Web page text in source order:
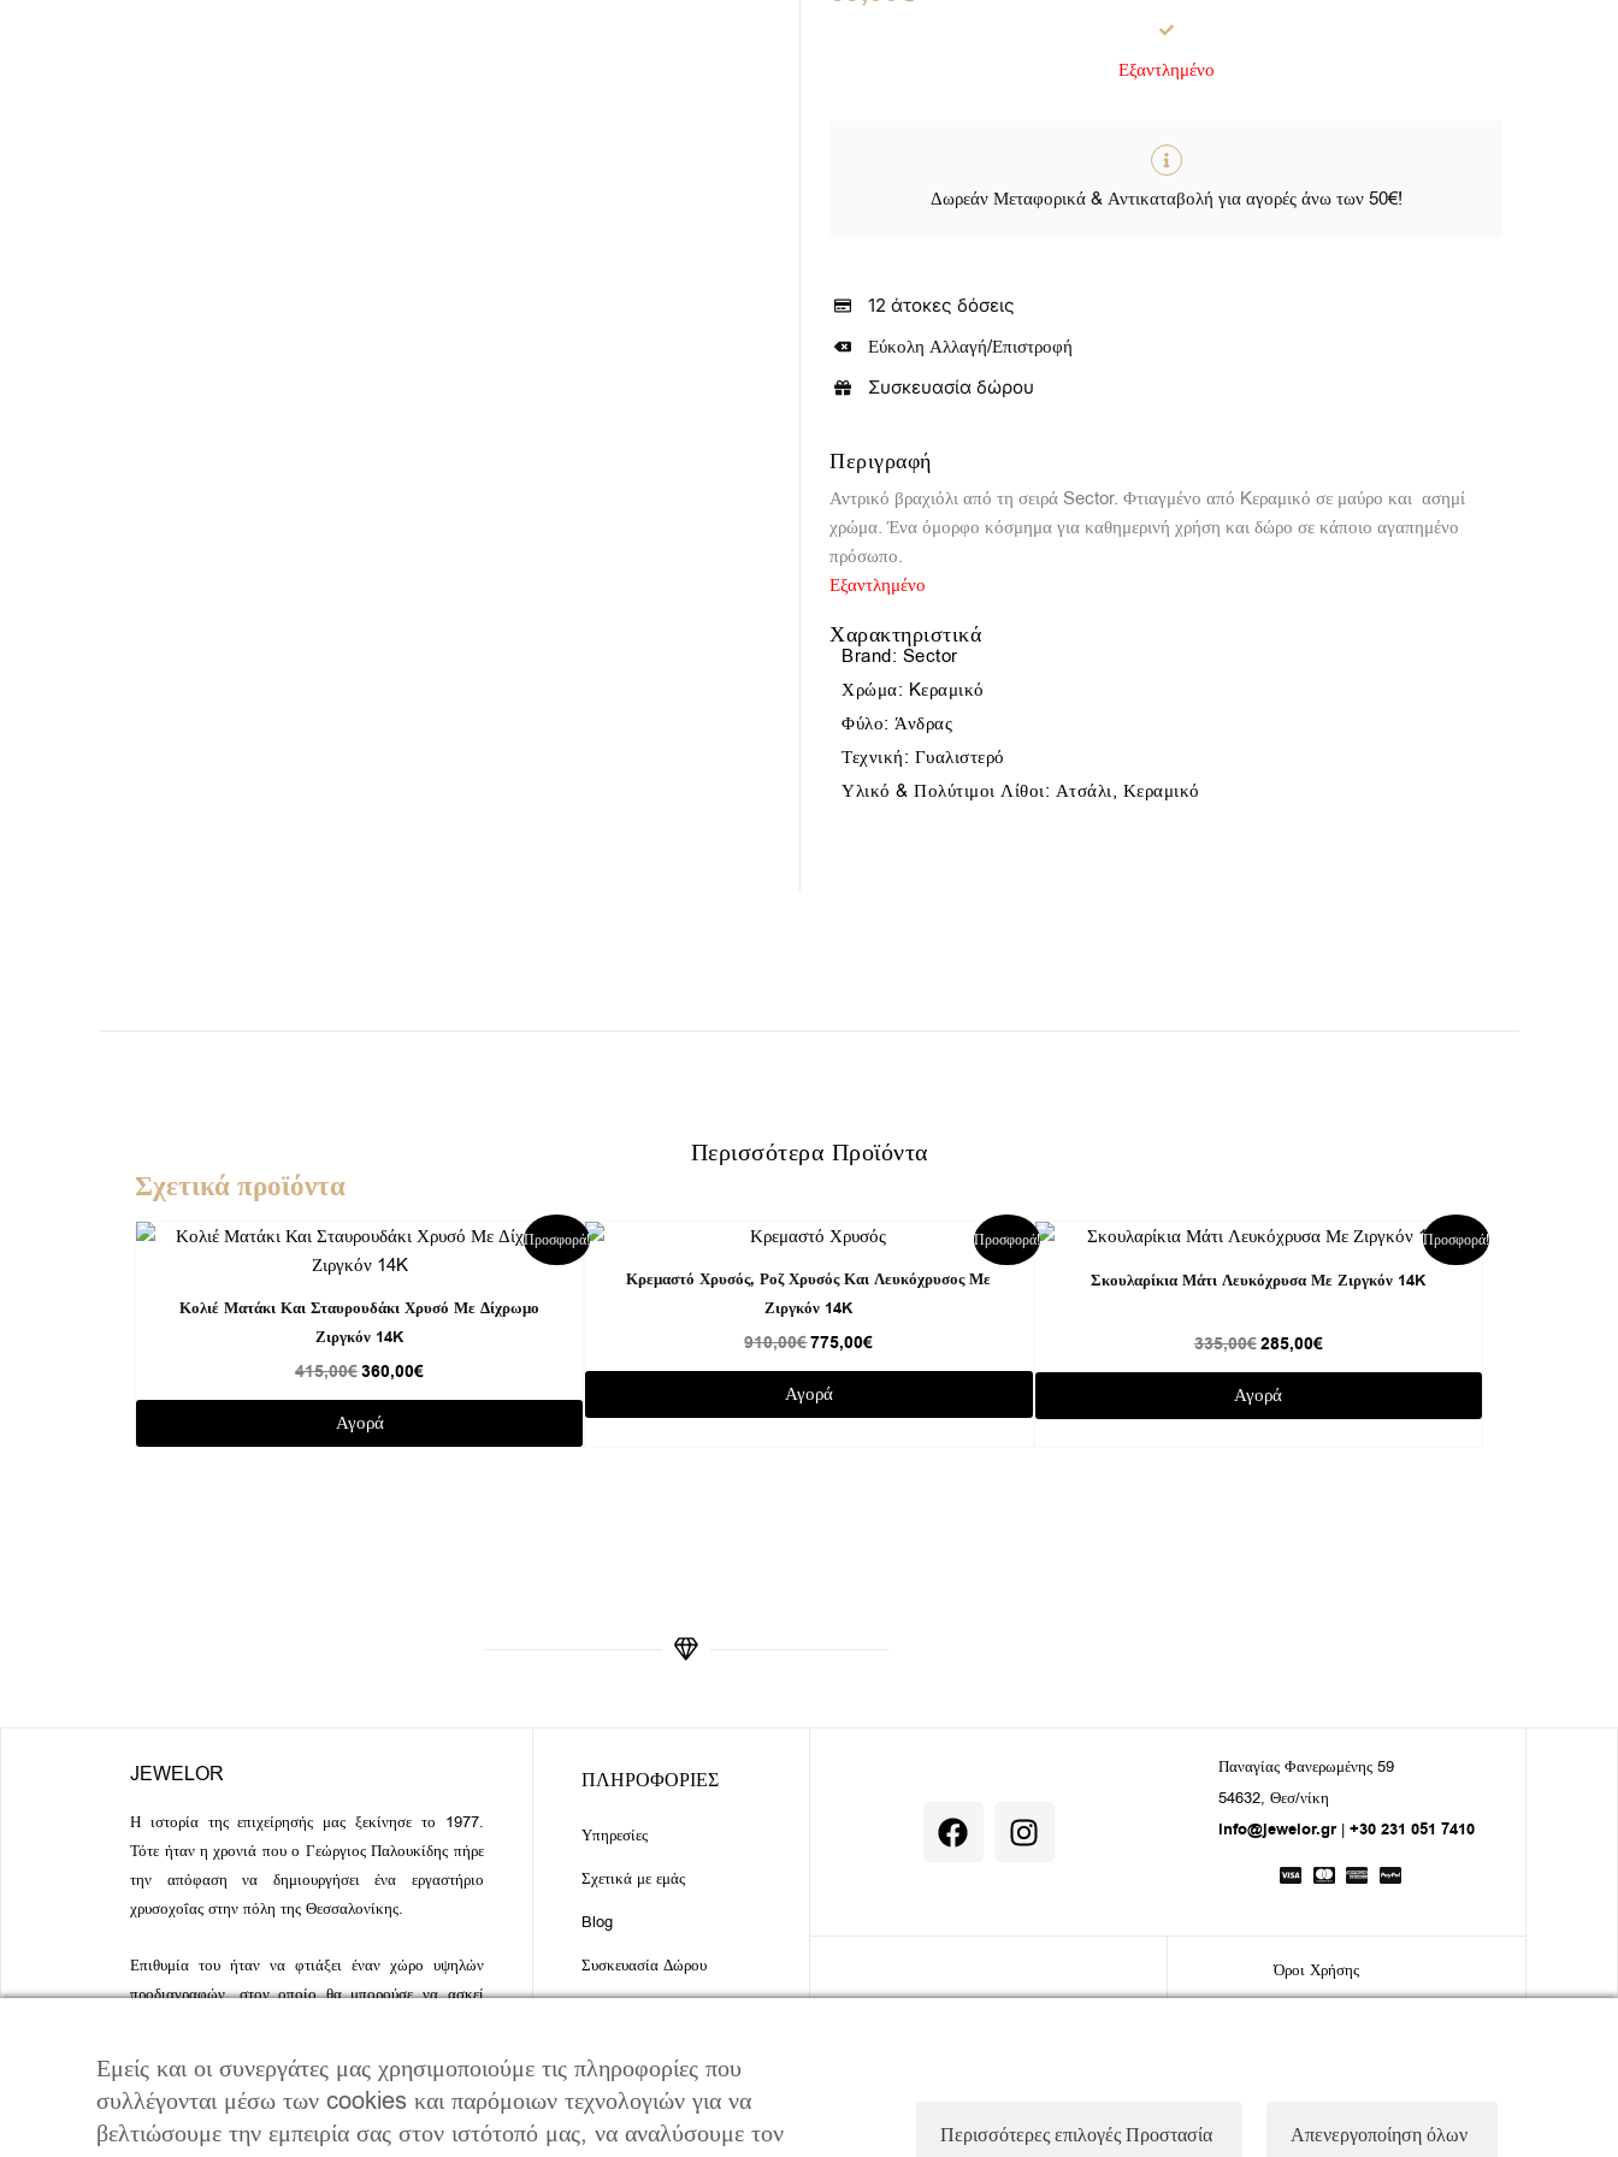
Εξαντλημένο
Δωρεάν Μεταφορικά & Αντικαταβολή για αγορές άνω των 50€!
12 άτοκες δόσεις
Εύκολη Αλλαγή/Επιστροφή
Συσκευασία δώρου
Περιγραφή
Αντρικό βραχιόλι από τη σειρά Sector. Φτιαγμένο από Kεραμικό σε μαύρο και ασημί
χρώμα. Ένα όμορφο κόσμημα για καθημερινή χρήση και δώρο σε κάποιο αγαπημένο
πρόσωπο.
Εξαντλημένο
Χαρακτηριστικά
Brand: Sector
Χρώμα: Kεραμικό
Φύλο: Άνδρας
Τεχνική: Γυαλιστερό
Υλικό & Πολύτιμοι Λίθοι: Ατσάλι, Κεραμικό
Περισσότερα Προϊόντα
Σχετικά προϊόντα
Προσφορά!
Κολιέ Ματάκι Και Σταυρουδάκι Χρυσό Με Δίχρωμο
Ζιργκόν 14K
415,00€
Original
was:
360,00€
Η
τρέχουσα
360,00€.
Αγορά
Προσφορά!
Κρεμαστό Χρυσός, Ροζ Χρυσός Και Λευκόχρυσος Με
Ζιργκόν 14K
910,00€
Original
price
was:
910,00€.
775,00€
Η
τρέχουσα
τιμή
είναι:
Αγορά
Προσφορά!
Σκουλαρίκια Μάτι Λευκόχρυσα Με Ζιργκόν 14K
335,00€
Original
price
was:
335,00€.
285,00€
Η
τρέχουσα
τιμή
είναι:
Αγορά
JEWELOR
Η ιστορία της επιχείρησής μας ξεκίνησε το 1977.
Τότε ήταν η χρονιά που ο Γεώργιος Παλουκίδης πήρε
την απόφαση να δημιουργήσει ένα εργαστήριο
χρυσοχοΐας στην πόλη της Θεσσαλονίκης.
Επιθυμία του ήταν να φτιάξει έναν χώρο υψηλών
προδιαγραφών, στον οποίο θα μπορούσε να ασκεί
ΠΛΗΡΟΦΟΡΙΕΣ
Υπηρεσίες
Σχετικά με εμάς
Blog
Συσκευασία Δώρου
F
a
o
I
n
r
Παναγίας Φανερωμένης 59
54632, Θεσ/νίκη
info@jewelor.gr| +30 231 051 7410
Όροι Χρήσης
Εμείς και οι συνεργάτες μας χρησιμοποιούμε τις πληροφορίες που
συλλέγονται μέσω των cookies και παρόμοιων τεχνολογιών για να
βελτιώσουμε την εμπειρία σας στον ιστότοπό μας, να αναλύσουμε τον
Περισσότερες επιλογές Προστασία Απενεργοποίηση όλων